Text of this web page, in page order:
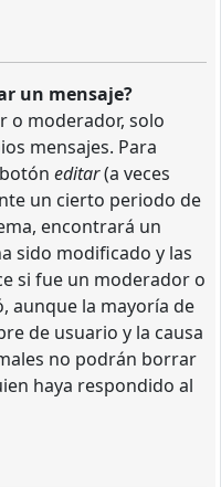
un mensaje?
o moderador, solo
mensajes. Para
editar(a veces
un cierto periodo de
encontrará un
sido modificado y las
si fue un moderador o
aunque la mayoría de
de usuario y la causa
no podrán borrar
haya respondido al